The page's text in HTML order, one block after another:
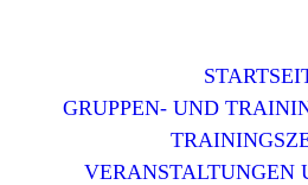
GRUPPEN- UND
VERANSTALTUNGEN